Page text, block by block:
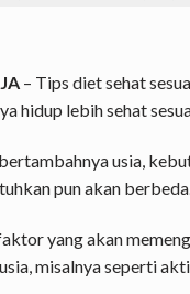
– Tips diet sehat
hidup lebih sehat
usia,
pun akan
yang akan
misalnya seperti